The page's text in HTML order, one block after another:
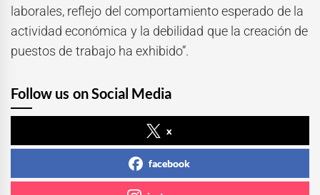
laborales, reflejo del comportamiento esperado de la
actividad económica y la debilidad que la creación de
puestos de trabajo ha exhibido”.
Follow us on Social Media
x
facebook